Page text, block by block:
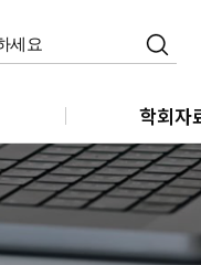
학회자
학회
학술대
메타시